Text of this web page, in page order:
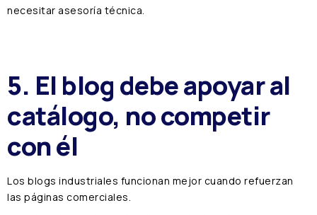
necesitar asesoría técnica.
5. El blog debe apoyar al
catálogo, no competir
con él
Los blogs industriales funcionan mejor cuando refuerzan
las páginas comerciales.